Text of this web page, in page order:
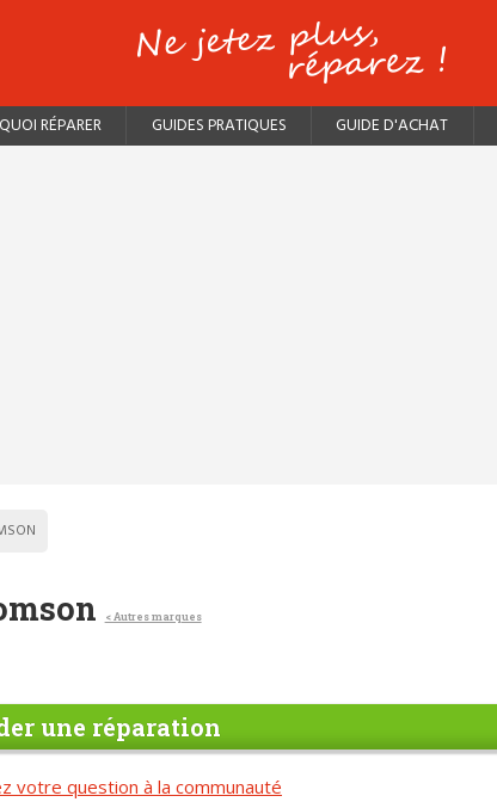
RÉPARER GUIDES PRATIQUES GUIDE D'ACHAT
< Autres marques
une réparation
votre question à la communauté